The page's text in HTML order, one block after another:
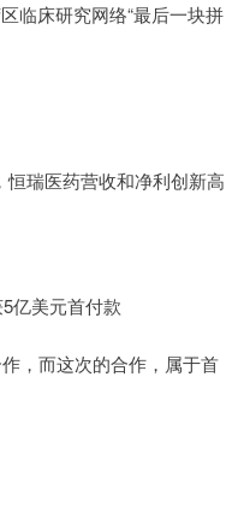
临床研究网络“最后一块拼
瑞医药营收和净利创新高
亿美元首付款
，而这次的合作，属于首